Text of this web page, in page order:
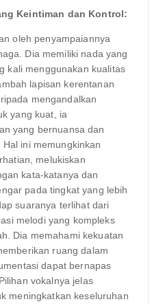
Keintiman dan Kontrol:
oleh penyampaiannya
Dia memiliki nada yang
kali menggunakan kualitas
lapisan kerentanan
mengandalkan
yang kuat, ia
yang bernuansa dan
ini memungkinkan
melukiskan
kata-katanya dan
pada tingkat yang lebih
suaranya terlihat dari
melodi yang kompleks
Dia memahami kekuatan
ruang dalam
dapat bernapas
vokalnya jelas
meningkatkan keseluruhan